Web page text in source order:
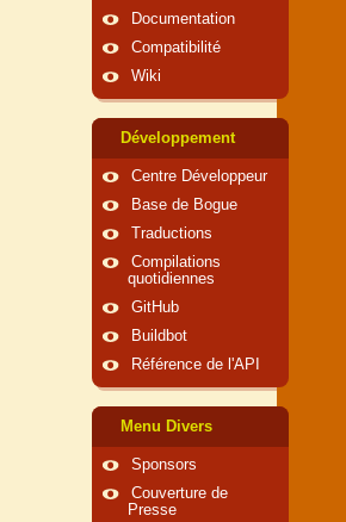
Documentation
Compatibilité
Wiki
Développement
Centre Développeur
Base de Bogue
Traductions
Compilations
quotidiennes
GitHub
Buildbot
Référence de l'API
Menu Divers
Sponsors
Couverture de
Presse